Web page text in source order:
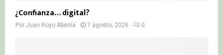
¿Confianza… digital?
Por Juan Royo Abenia 7 agosto, 2026 0